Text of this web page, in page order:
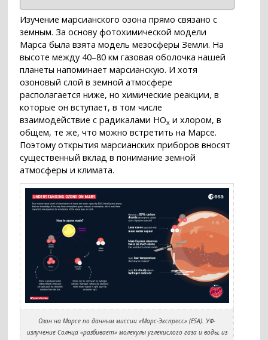
Изучение марсианского озона прямо связано с
земным. За основу фотохимической модели
Марса была взята модель мезосферы Земли. На
высоте между 40–80 км газовая оболочка нашей
планеты напоминает марсианскую. И хотя
озоновый слой в земной атмосфере
располагается ниже, но химические реакции, в
которые он вступает, в том числе
взаимодействие с радикалами HOx и хлором, в
общем, те же, что можно встретить на Марсе.
Поэтому открытия марсианских приборов вносят
существенный вклад в понимание земной
атмосферы и климата.
Озон на Марсе по данным миссии «Марс-Экспресс» (ESA). УФ-
излучение Солнца «разбивает» молекулы углекислого газа и воды, из